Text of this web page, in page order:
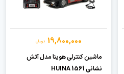
19,800,000 تومان
ماشین کنترلی هوینا مدل آتش
نشانی HUINA 1561